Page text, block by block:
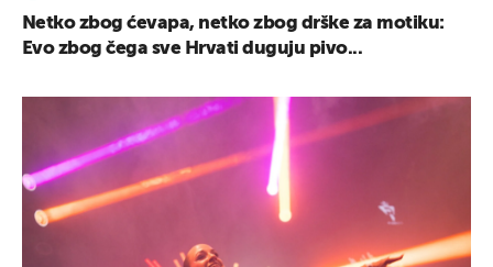
Netko zbog ćevapa, netko zbog drške za motiku:
Evo zbog čega sve Hrvati duguju pivo...